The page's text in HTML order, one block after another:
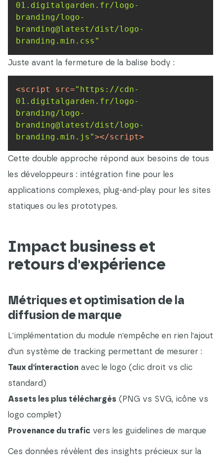
01.digitalgarden.fr/logo-
branding/logo-
branding@latest/dist/logo-
branding.min.css"
Juste avant la fermeture de la balise body :
<script src="https://cdn-
01.digitalgarden.fr/logo-
branding/logo-
branding@latest/dist/logo-
branding.min.js"></script>
Cette double approche répond aux besoins de tous
les développeurs : intégration fine pour les
applications complexes, plug-and-play pour les sites
statiques ou les prototypes.
Impact business et
retours d'expérience
Métriques et optimisation de la
diffusion de marque
L'implémentation du module n'empêche en rien l'ajout
d'un système de tracking permettant de mesurer :
Taux d'interaction avec le logo (clic droit vs clic
standard)
Assets les plus téléchargés (PNG vs SVG, icône vs
logo complet)
Provenance du trafic vers les guidelines de marque
Ces données révèlent des insights précieux sur la